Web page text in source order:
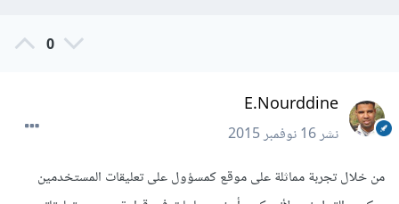
0
E.Nourddine
نشر16 نوفمبر 2015
من خلال تجربة مماثلة على موقع كمسؤول على تعليقات المستخدمين